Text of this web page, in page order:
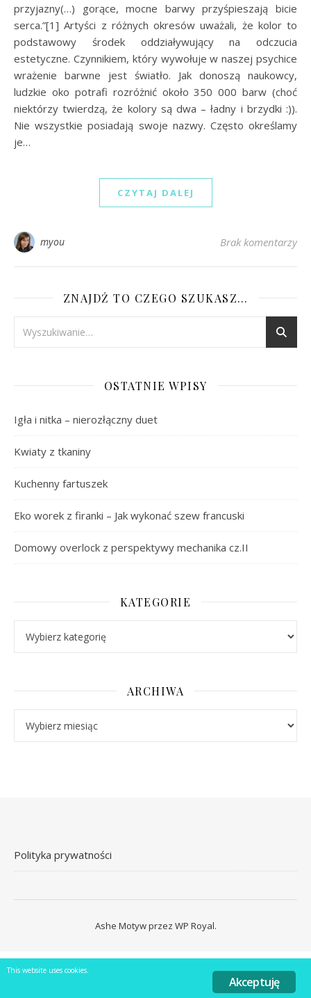
przyjazny(…) gorące, mocne barwy przyśpieszają bicie
serca.”[1] Artyści z różnych okresów uważali, że kolor to
podstawowy środek oddziaływujący na odczucia
estetyczne. Czynnikiem, który wywołuje w naszej psychice
wrażenie barwne jest światło. Jak donoszą naukowcy,
ludzkie oko potrafi rozróżnić około 350 000 barw (choć
niektórzy twierdzą, że kolory są dwa – ładny i brzydki :)).
Nie wszystkie posiadają swoje nazwy. Często określamy
je…
CZYTAJ DALEJ
myou Brak komentarzy
ZNAJDŹ TO CZEGO SZUKASZ…
OSTATNIE WPISY
Igła i nitka – nierozłączny duet
Kwiaty z tkaniny
Kuchenny fartuszek
Eko worek z firanki – Jak wykonać szew francuski
Domowy overlock z perspektywy mechanika cz.II
KATEGORIE
ARCHIWA
Polityka prywatności
Ashe Motyw przez WP Royal.
Akceptuję
This website uses cookies.